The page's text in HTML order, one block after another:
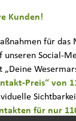
Kunden!
für das
unseren Social-
„Deine
Preis“ von
für nur